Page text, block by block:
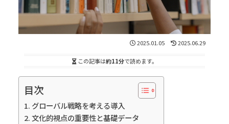
2025.01.05 2025.06.29
この記事は約11分で読めます。
目次
グローバル戦略を考える導入
文化的視点の重要性と基礎データ